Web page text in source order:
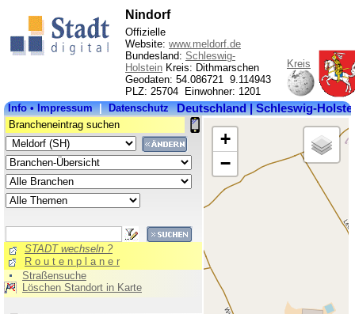
Nindorf
Offizielle
Website: www.meldorf.de
Bundesland: Schleswig-
Holstein Kreis: Dithmarschen
Geodaten: 54.086721 9.114943
PLZ: 25704 Einwohner: 1201
Kreis